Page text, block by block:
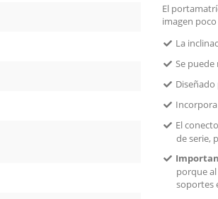
El
imagen
La
Se
El
de serie,
porque
soportes